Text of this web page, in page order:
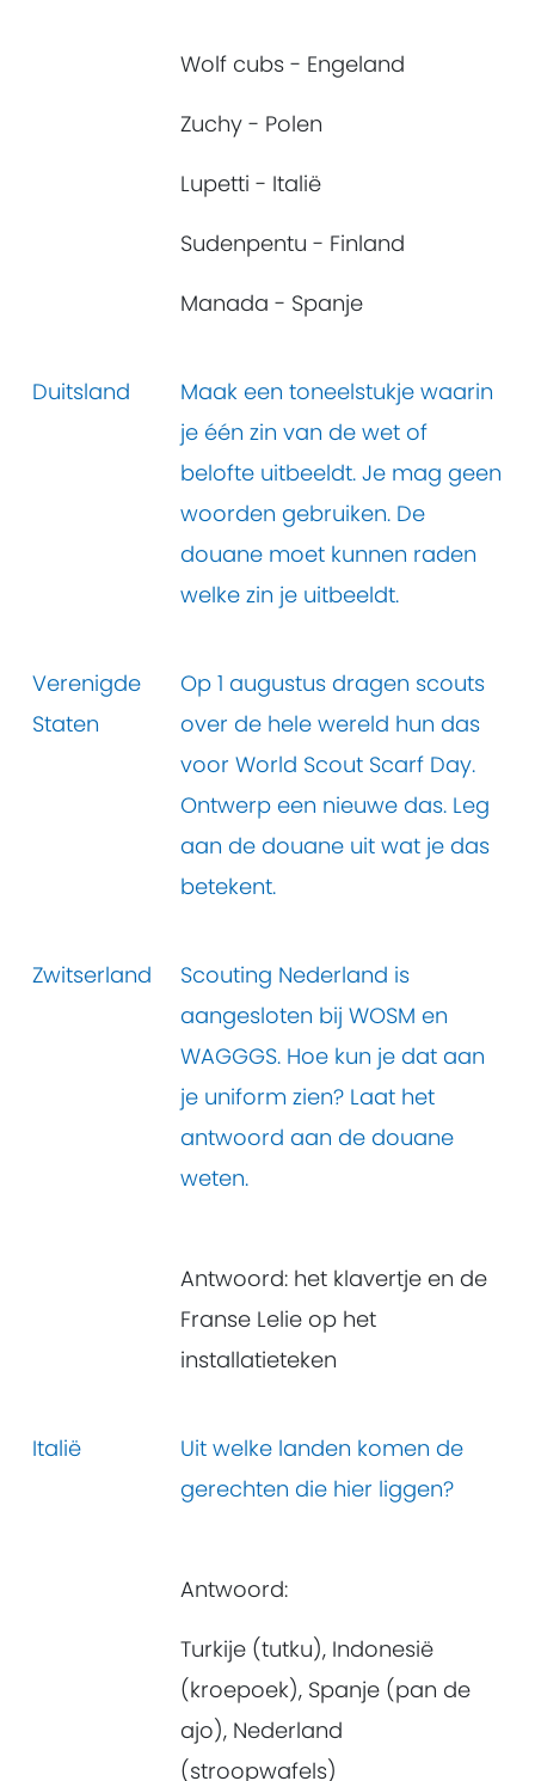
Wolf cubs - Engeland
Zuchy - Polen
Lupetti - Italië
Sudenpentu - Finland
Manada - Spanje
Duitsland
Maak een toneelstukje waarin
je één zin van de wet of
belofte uitbeeldt. Je mag geen
woorden gebruiken. De
douane moet kunnen raden
welke zin je uitbeeldt.
Verenigde
Staten
Op 1 augustus dragen scouts
over de hele wereld hun das
voor World Scout Scarf Day.
Ontwerp een nieuwe das. Leg
aan de douane uit wat je das
betekent.
Zwitserland
Scouting Nederland is
aangesloten bij WOSM en
WAGGGS. Hoe kun je dat aan
je uniform zien? Laat het
antwoord aan de douane
weten.
Antwoord: het klavertje en de
Franse Lelie op het
installatieteken
Italië
Uit welke landen komen de
gerechten die hier liggen?
Antwoord:
Turkije (tutku), Indonesië
(kroepoek), Spanje (pan de
ajo), Nederland
(stroopwafels)